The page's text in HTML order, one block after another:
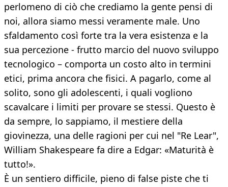
perlomeno di ciò che crediamo la gente pensi di
noi, allora siamo messi veramente male. Uno
sfaldamento così forte tra la vera esistenza e la
sua percezione - frutto marcio del nuovo sviluppo
tecnologico – comporta un costo alto in termini
etici, prima ancora che fisici. A pagarlo, come al
solito, sono gli adolescenti, i quali vogliono
scavalcare i limiti per provare se stessi. Questo è
da sempre, lo sappiamo, il mestiere della
giovinezza, una delle ragioni per cui nel "Re Lear",
William Shakespeare fa dire a Edgar: «Maturità è
tutto!».
È un sentiero difficile, pieno di false piste che ti